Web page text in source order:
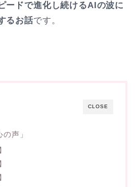
ードで進化し続けるAIの波に
るお話です。
CLOSE
声」